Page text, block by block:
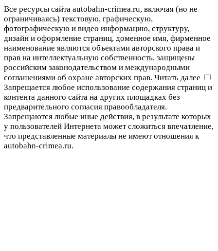
Все ресурсы сайта autobahn-crimea.ru, включая (но не
ограничиваясь) текстовую, графическую,
фотографическую и видео информацию, структуру,
дизайн и оформление страниц, доменное имя, фирменное
наименование являются объектами авторского права и
прав на интеллектуальную собственность, защищены
российским законодательством и международными
соглашениями об охране авторских прав. Читать далее
Запрещается любое использование содержания страниц и
контента данного сайта на других площадках без
предварительного согласия правообладателя.
Запрещаются любые иные действия, в результате которых
у пользователей Интернета может сложиться впечатление,
что представленные материалы не имеют отношения к
autobahn-crimea.ru.